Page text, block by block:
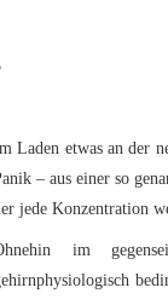
Laden etwas an der
– aus einer so
jede Konzentration
im